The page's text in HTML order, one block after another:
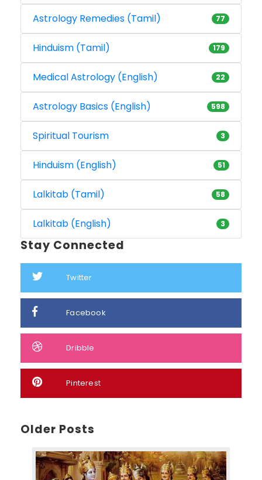
Astrology Remedies (Tamil) 77
Hinduism (Tamil) 179
Medical Astrology (English) 22
Astrology Basics (English) 598
Spiritual Tourism 3
Hinduism (English) 51
Lalkitab (Tamil) 58
Lalkitab (English) 3
Stay Connected
Twitter
Facebook
Dribble
Pinterest
Older Posts